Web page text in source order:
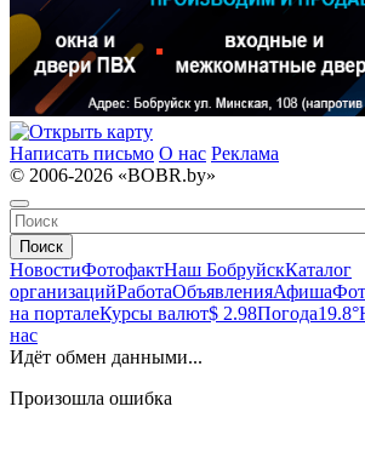
Написать письмо О нас Реклама
© 2006-2026 «BOBR.by»
Поиск
НовостиФотофактНаш БобруйскКаталог
организацийРаботаОбъявленияАфиша
на порталеКурсы валют$ 2.98Погода19.8°
нас
Идёт обмен данными...
Произошла ошибка